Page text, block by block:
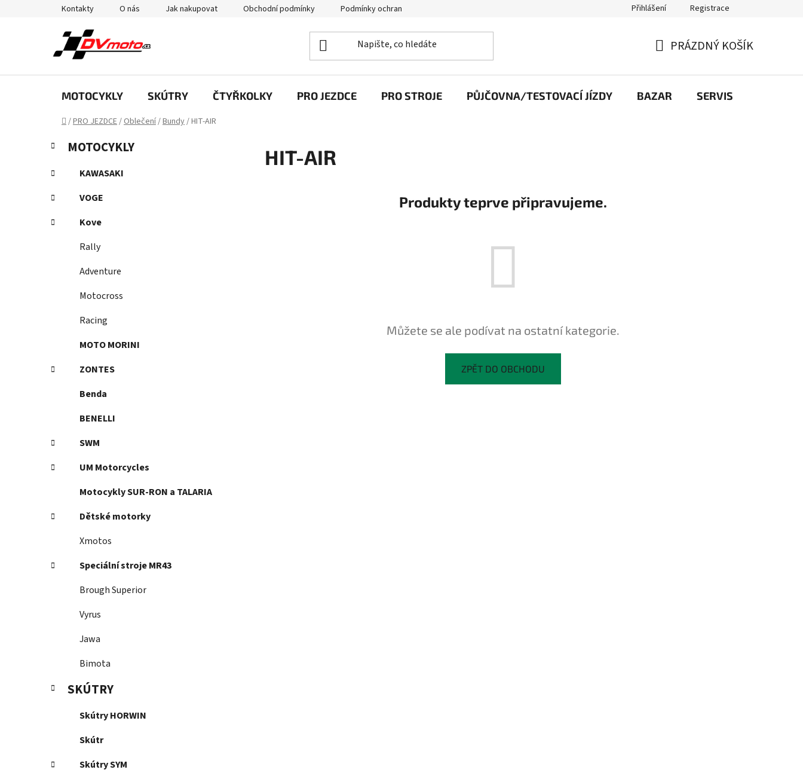
Kontakty O nás Jak nakupovat Obchodní podmínky Podmínky ochrany osobních údajů Přihlášení Registrace
KOŠÍK
PRÁZDNÝ KOŠÍK
MOTOCYKLY SKÚTRY ČTYŘKOLKY PRO JEZDCE PRO STROJE PŮJČOVNA/TESTOVACÍ JÍZDY BAZAR SERVIS
Domů
/PRO JEZDCE/Oblečení/Bundy/HIT-AIR
P
s
r
a
Přeskočit
kategorie
K
a
e
g
o
r
MOTOCYKLY
KAWASAKI
VOGE
Kove
Rally
Adventure
Motocross
Racing
MOTO MORINI
ZONTES
Benda
BENELLI
SWM
UM Motorcycles
Motocykly SUR-RON a TALARIA
Dětské motorky
Xmotos
Speciální stroje MR43
Brough Superior
Vyrus
Jawa
Bimota
SKÚTRY
Skútry HORWIN
Skútr
Skútry SYM
HIT-AIR
Produkty teprve připravujeme.
Můžete se ale podívat na ostatní kategorie.
ZPĚT DO OBCHODU